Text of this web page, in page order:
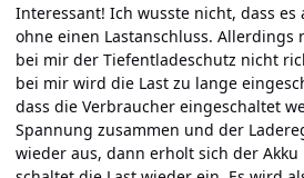
Interessant! Ich wusste nicht, dass
ohne einen Lastanschluss. Allerdings
bei mir der Tiefentladeschutz nicht
bei mir wird die Last zu lange
dass die Verbraucher eingeschaltet
Spannung zusammen und der
wieder aus, dann erholt sich der